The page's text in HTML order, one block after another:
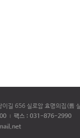
이길 656 실로암 효명의집(舊
팩스 : 031-876-2990